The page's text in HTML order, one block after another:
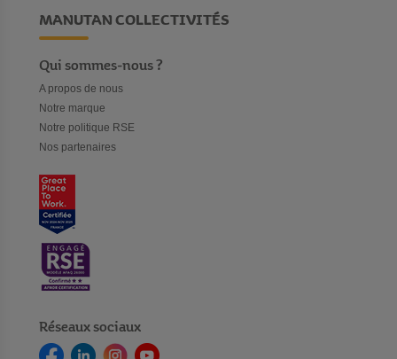
MANUTAN COLLECTIVITÉS
Qui sommes-nous ?
A propos de nous
Notre marque
Notre politique RSE
Nos partenaires
Réseaux sociaux